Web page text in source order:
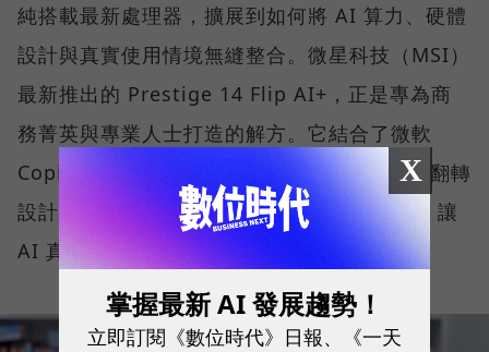
純搭載最新處理器，擴展到如何將 AI 算力、硬體
設計與真實使用情境無縫整合。微星科技（MSI）
最新推出的 Prestige 14 Flip AI+，正是專為商
務菁英與專業人士打造的解方。它結合了微軟
Copilot+ PC 架構、本地端 AI 運算、2-in-1 翻轉
設計、高畫質 OLED 顯示器與全天候續航力，讓
AI 真正流暢地融入日常工作流程。
X
掌握最新 AI 發展趨勢！
立即訂閱《數位時代》日報、《一天